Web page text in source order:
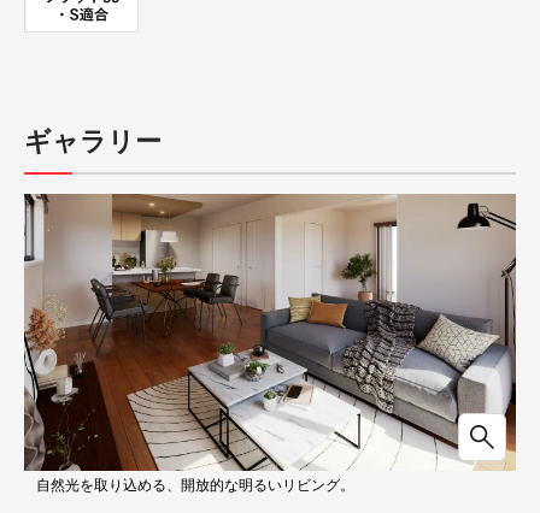
ギャラリー
自然光を取り込める、開放的な明るいリビング。